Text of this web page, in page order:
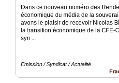
Gazette
Vidéos
Médias
Blogs
Dans ce nouveau numéro des
économique du média de la
avons le plaisir de recevoir Nicolas
la transition économique de la CFE-
syn ...
Emission / Syndicat / Actualité